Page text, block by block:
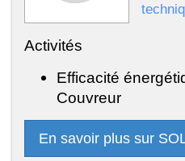
Activités
Efficacité
Couvreur
En savoir plus sur